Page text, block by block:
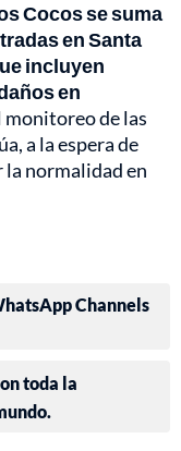
Cocos se suma
en Santa
incluyen
en
de las
a la espera de
normalidad en
Channels
toda la